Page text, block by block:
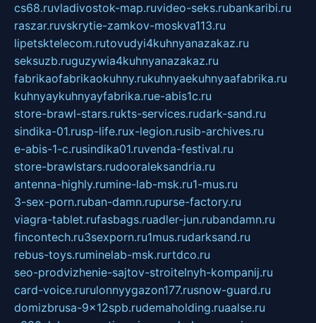
cs68.ruvladivostok-map.ruvideo-seks.rubankaribi.ru
raszar.ruvskrytie-zamkov-moskva113.ru
lipetsktelecom.rutovudyi4kuhnyanazakaz.ru
seksuzb.ruguzywia4kuhnyanazakaz.ru
fabrikaofabrikaokuhny.rukuhnyaekuhnyaafabrika.ru
kuhnyaykuhnyayfabrika.rue-abis1c.ru
store-brawl-stars.rukts-services.rudark-sand.ru
sindika-01.rusp-life.rux-legion.rusib-archives.ru
e-abis-1-c.rusindika01.ruvenda-festival.ru
store-brawlstars.rudooraleksandria.ru
antenna-highly.rumine-lab-msk.ru1-mus.ru
3-sex-porn.ruban-damn.rupurse-factory.ru
viagra-tablet.rufasbags.ruadler-jun.rubandamn.ru
fincontech.ru3sexporn.ru1mus.rudarksand.ru
rebus-toys.ruminelab-msk.rurtdco.ru
seo-prodvizhenie-sajtov-stroitelnyh-kompanij.ru
card-voice.rurulonnyygazon177.rusnow-guard.ru
domizbrusa-9x12spb.rudemaholding.ruaalse.ru